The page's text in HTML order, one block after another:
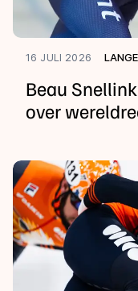
16 JULI 2026
Beau
over